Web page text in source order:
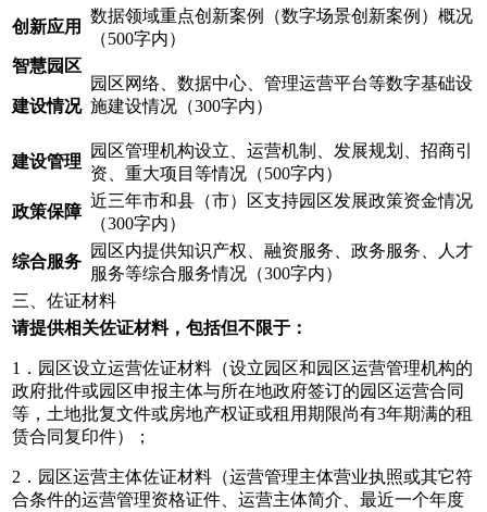
创新应用
数据领域重点创新案例（数字场景创新案例）概况
（500字内）
智慧园区
建设情况
园区网络、数据中心、管理运营平台等数字基础设
施建设情况（300字内）
建设管理
园区管理机构设立、运营机制、发展规划、招商引
资、重大项目等情况（500字内）
政策保障
近三年市和县（市）区支持园区发展政策资金情况
（300字内）
综合服务
园区内提供知识产权、融资服务、政务服务、人才
服务等综合服务情况（300字内）
三、佐证材料
请提供相关佐证材料，包括但不限于：
1．园区设立运营佐证材料（设立园区和园区运营管理机构的
政府批件或园区申报主体与所在地政府签订的园区运营合同
等，土地批复文件或房地产权证或租用期限尚有3年期满的租
赁合同复印件）；
2．园区运营主体佐证材料（运营管理主体营业执照或其它符
合条件的运营管理资格证件、运营主体简介、最近一个年度